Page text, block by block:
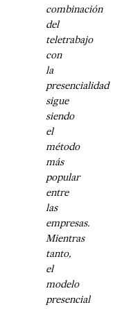
combinación
del
teletrabajo
con
la
presencialidad
sigue
siendo
el
método
más
popular
entre
las
empresas.
Mientras
tanto,
el
modelo
presencial